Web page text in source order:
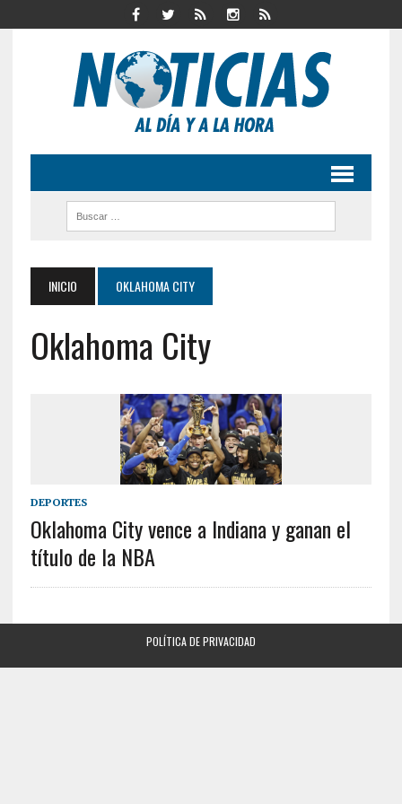
INICIO OKLAHOMA CITY
Oklahoma City
DEPORTES
Oklahoma City vence a Indiana y ganan el
título de la NBA
POLÍTICA DE PRIVACIDAD